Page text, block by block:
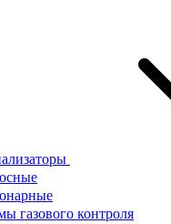
газового контроля